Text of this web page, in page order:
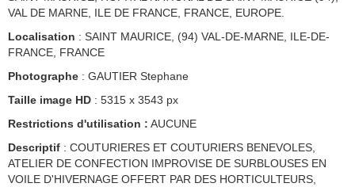
VAL DE MARNE, ILE DE FRANCE, FRANCE, EUROPE.
Localisation : SAINT MAURICE, (94) VAL-DE-MARNE, ILE-DE-
FRANCE, FRANCE
Photographe : GAUTIER Stephane
Taille image HD : 5315 x 3543 px
Restrictions d'utilisation : AUCUNE
Descriptif : COUTURIERES ET COUTURIERS BENEVOLES,
ATELIER DE CONFECTION IMPROVISE DE SURBLOUSES EN
VOILE D'HIVERNAGE OFFERT PAR DES HORTICULTEURS,